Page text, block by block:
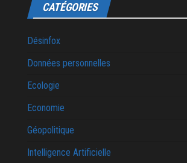
CATÉGORIES
Désinfox
Données personnelles
Ecologie
Economie
Géopolitique
Intelligence Artificielle